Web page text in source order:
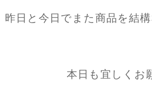
昨日と今日でまた商品を結
本日も宜しくお